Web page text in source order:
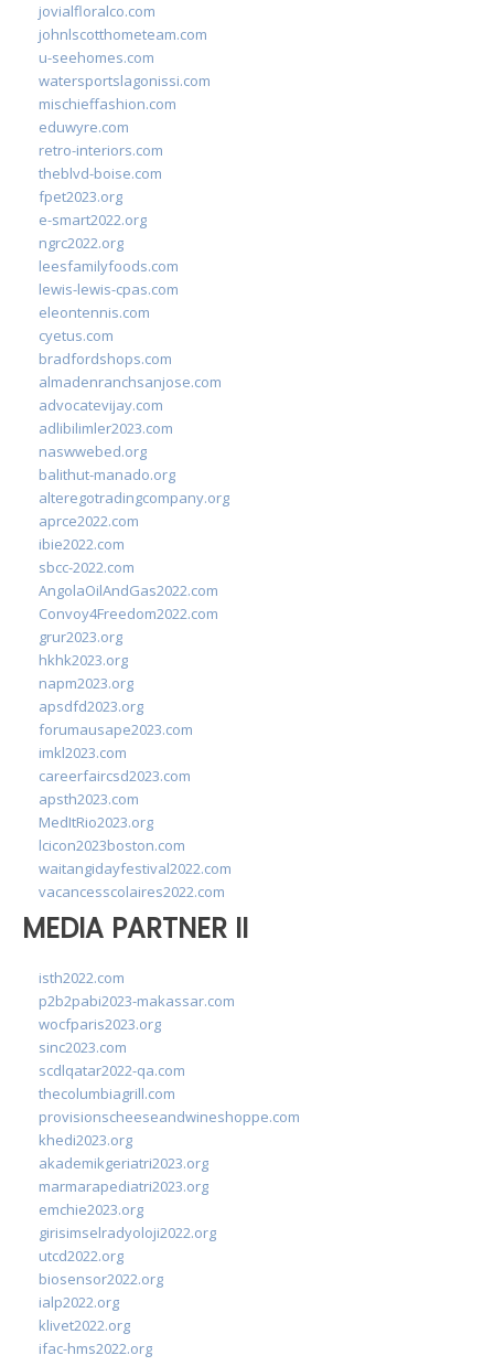
jovialfloralco.com
johnlscotthometeam.com
u-seehomes.com
watersportslagonissi.com
mischieffashion.com
eduwyre.com
retro-interiors.com
theblvd-boise.com
fpet2023.org
e-smart2022.org
ngrc2022.org
leesfamilyfoods.com
lewis-lewis-cpas.com
eleontennis.com
cyetus.com
bradfordshops.com
almadenranchsanjose.com
advocatevijay.com
adlibilimler2023.com
naswwebed.org
balithut-manado.org
alteregotradingcompany.org
aprce2022.com
ibie2022.com
sbcc-2022.com
AngolaOilAndGas2022.com
Convoy4Freedom2022.com
grur2023.org
hkhk2023.org
napm2023.org
apsdfd2023.org
forumausape2023.com
imkl2023.com
careerfaircsd2023.com
apsth2023.com
MedItRio2023.org
lcicon2023boston.com
waitangidayfestival2022.com
vacancesscolaires2022.com
MEDIA PARTNER II
isth2022.com
p2b2pabi2023-makassar.com
wocfparis2023.org
sinc2023.com
scdlqatar2022-qa.com
thecolumbiagrill.com
provisionscheeseandwineshoppe.com
khedi2023.org
akademikgeriatri2023.org
marmarapediatri2023.org
emchie2023.org
girisimselradyoloji2022.org
utcd2022.org
biosensor2022.org
ialp2022.org
klivet2022.org
ifac-hms2022.org